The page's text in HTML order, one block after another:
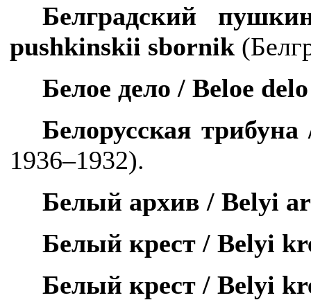
Белградский
pushkinskii sbornik
Белое дело /Beloe delo
Белорусская
1936–1932).
Белый архив /Belyi
Белый крест /Belyi
Белый крест /Belyi